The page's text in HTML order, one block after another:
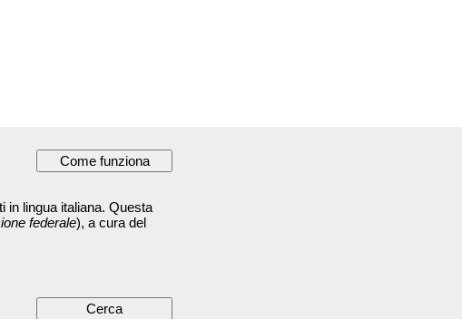
in lingua italiana. Questa
federale), a cura del